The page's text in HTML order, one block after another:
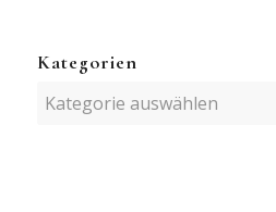
Kategorien
Kategorien